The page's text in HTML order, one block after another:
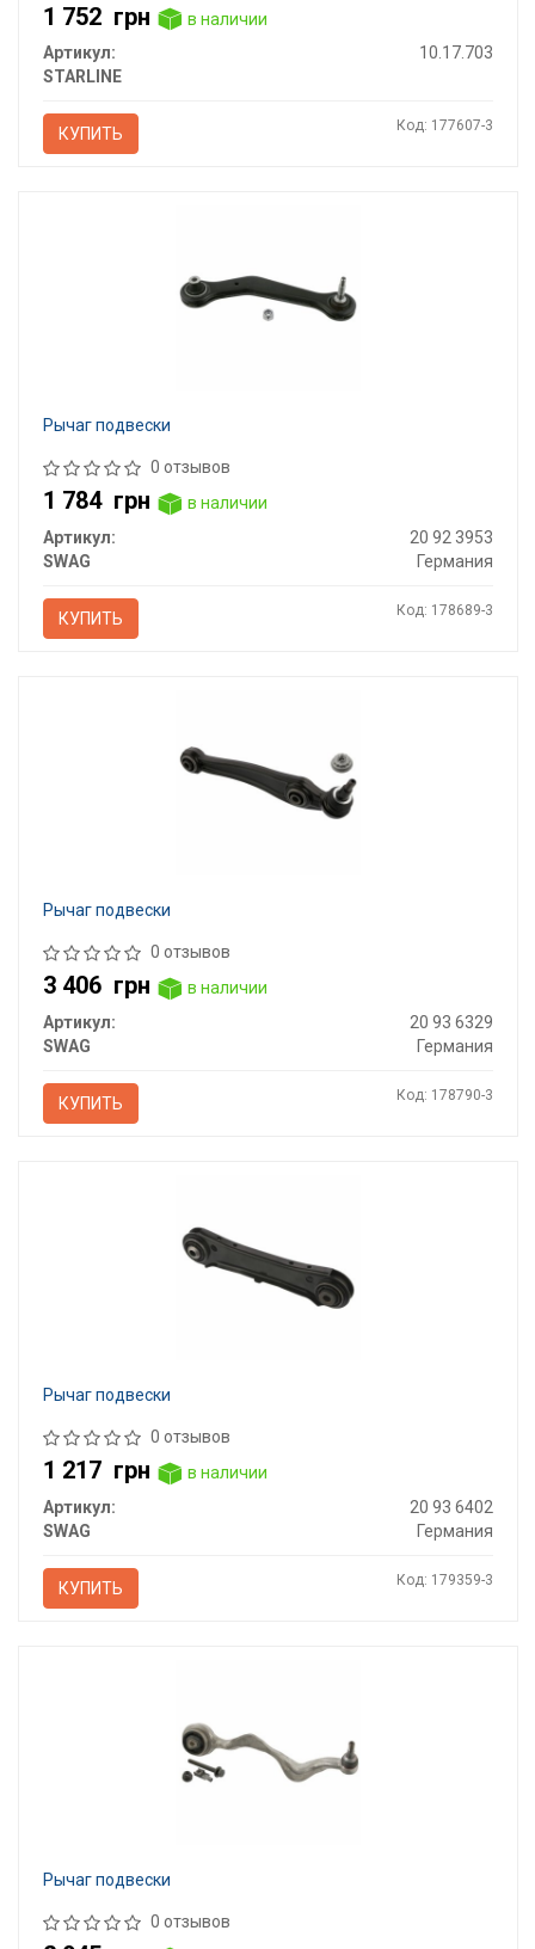
1 752 грн
в наличии
Артикул:
10.17.703
STARLINE
КУПИТЬ Код: 177607-3
Рычаг подвески
0 отзывов
1 784 грн
в наличии
Артикул:
20 92 3953
SWAG
Германия
КУПИТЬ Код: 178689-3
Рычаг подвески
0 отзывов
3 406 грн
в наличии
Артикул:
20 93 6329
SWAG
Германия
КУПИТЬ Код: 178790-3
Рычаг подвески
0 отзывов
1 217 грн
в наличии
Артикул:
20 93 6402
SWAG
Германия
КУПИТЬ Код: 179359-3
Рычаг подвески
0 отзывов